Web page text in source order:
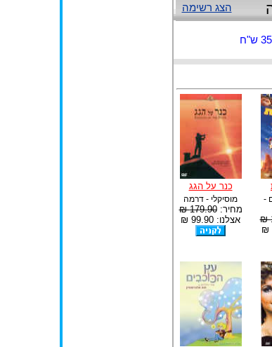
הצג רשימה
-
כנר על הגג
מוסיקלי - דרמה
מחיר:179.90 ₪
אצלנו: 99.90 ₪